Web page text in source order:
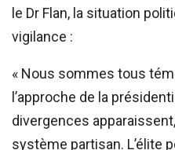
le Dr Flan, la situation
vigilance :
« Nous sommes tous
l’approche de la
divergences
système partisan. L’élite